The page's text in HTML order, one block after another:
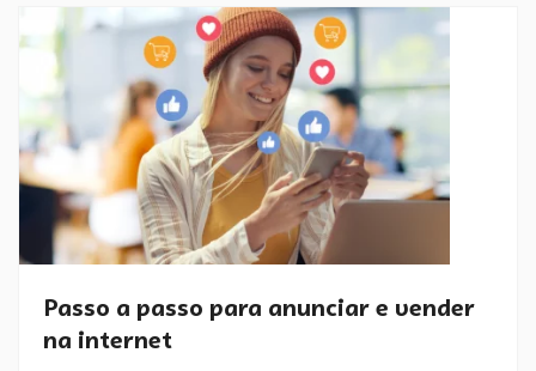
Passo a passo para anunciar e vender
na internet